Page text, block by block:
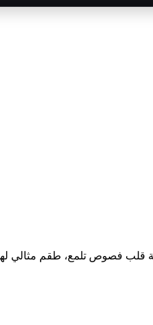
قلب فصوص تلمع، طقم مثالي